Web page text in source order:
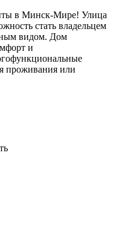
в Минск-Мире! Улица
стать владельцем
видом. Дом
и
проживания или